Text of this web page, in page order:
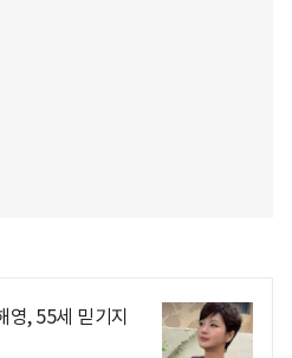
, 55세 믿기지